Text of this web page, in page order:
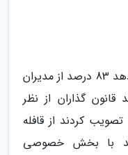
نظرسنجی Asia Pacifix نشان می دهد 83 درصد از مدیران
قانون گذاران از نظر
تصویب کردند از قافله
با بخش خصوصی